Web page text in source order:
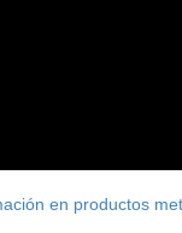
en productos